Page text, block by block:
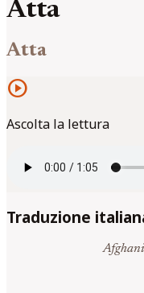
Atta
Atta
play_circle
Ascolta la lettura
Traduzione